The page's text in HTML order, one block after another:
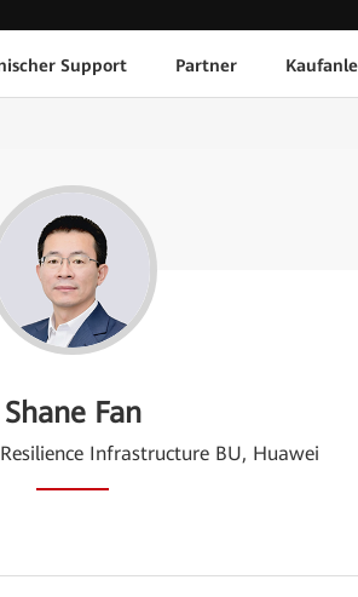
Support Partner
Shane Fan
Infrastructure BU, Huawei